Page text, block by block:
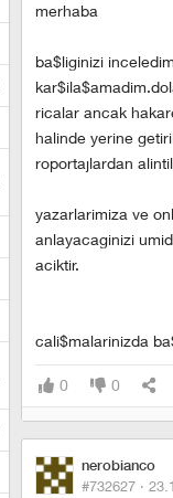
merhaba
ba$liginizi
ricalar ancak
halinde yerine
roportajlardan
yazarlarimiza ve
anlayacaginizi
aciktir.
cali$malarinizda
0 0
nerobianco
#732627 ·